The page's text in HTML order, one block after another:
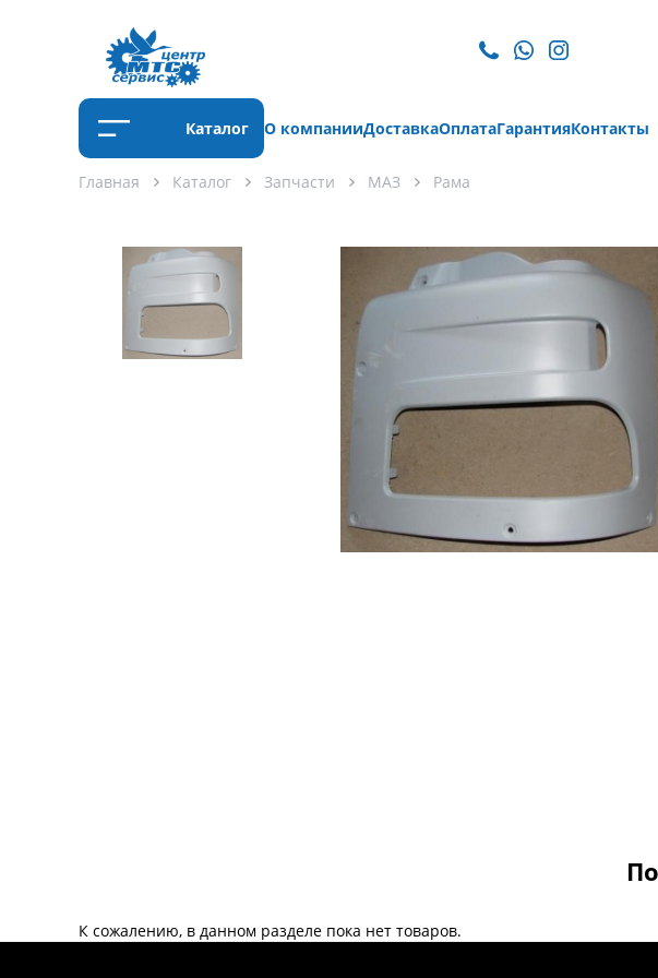
Каталог О компанииДоставкаОплатаГарантияКонтакты
Главная Каталог Запчасти МАЗ Рама
К сожалению, в данном разделе пока нет товаров.